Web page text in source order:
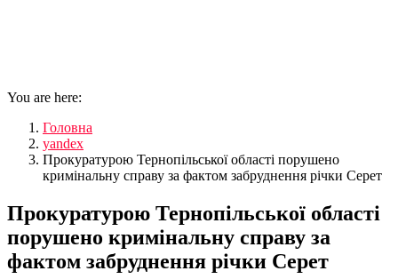
You are here:
Головна
yandex
Прокуратурою Тернопільської області порушено
кримінальну справу за фактом забруднення річки Серет
Прокуратурою Тернопільської області
порушено кримінальну справу за
фактом забруднення річки Серет